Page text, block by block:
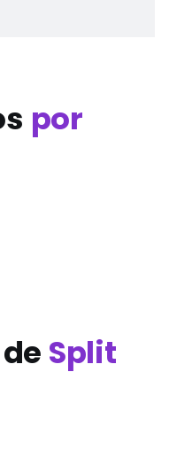
por
Split